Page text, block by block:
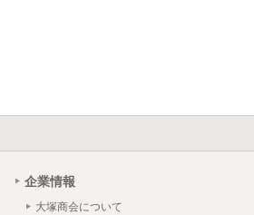
企業情報
大塚商会について